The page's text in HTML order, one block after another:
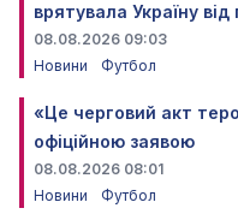
врятувала Україну
08.08.2026 09:03
Новини
Футбол
«Це черговий акт
офіційною заявою
08.08.2026 08:01
Новини
Футбол